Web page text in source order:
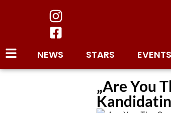
NEWS STARS EVENTS
„Are You